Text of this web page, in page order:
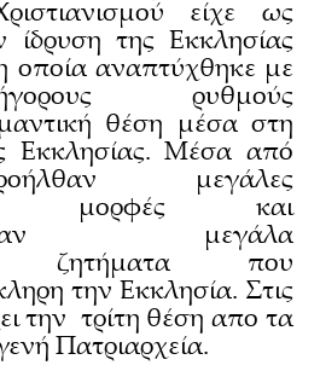
είχε ως
ίδρυση της Εκκλησίας
οποία αναπτύχθηκε με
ρυθμούς
θέση μέσα στη
Εκκλησίας. Μέσα από
μεγάλες
μορφές και
μεγάλα
ζητήματα που
την Εκκλησία. Στις
την τρίτη θέση απο τα
Πατριαρχεία.